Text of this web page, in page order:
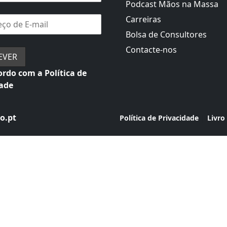
com a Política de
Podcast Mãos na Massa
Carreiras
Bolsa de Consultores
Contacte-nos
Política de Privacidade Livro